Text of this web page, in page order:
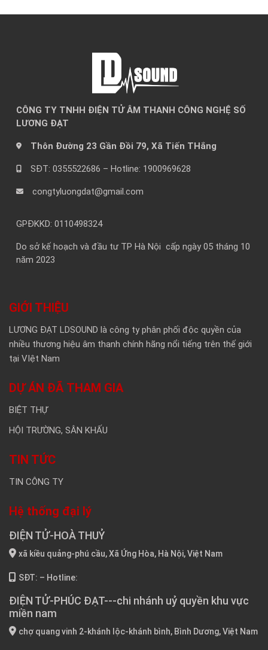
CÔNG TY TNHH ĐIỆN TỬ ÂM THANH CÔNG NGHỆ SỐ
LƯƠNG ĐẠT
Thôn Đường 23 Gần Đồi 79, Xã Tiến THắng
SĐT: 0355522686 – Hotline: 1900969628
congtyluongdat@gmail.com
GPĐKKD: 0110498324
Do sở kế hoạch và đầu tư TP Hà Nội cấp ngày 05 tháng 10
năm 2023
GIỚI THIỆU
LƯƠNG ĐẠT LDSOUND là công ty phân phối độc quyền của
nhiều thương hiệu âm thanh chính hãng nổi tiếng trên thế giới
tại VIệt Nam
DỰ ÁN ĐÃ THAM GIA
BIỆT THỰ
HỘI TRƯỜNG, SÂN KHẤU
TIN TỨC
TIN CÔNG TY
Hệ thống đại lý
ĐIỆN TỬ-HOÀ THUỶ
xã kiều quảng-phú cầu, Xã Ứng Hòa, Hà Nội, Việt Nam
SĐT: – Hotline:
ĐIỆN TỬ-PHÚC ĐẠT---chi nhánh uỷ quyền khu vực
miền nam
chợ quang vinh 2-khánh lộc-khánh bình, Bình Dương, Việt Nam